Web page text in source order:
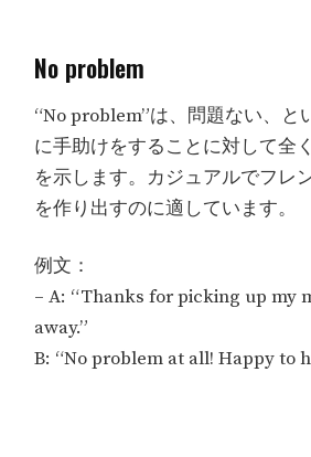
No problem
“No problem”は、問題ない、と
に手助けをすることに対して全
を示します。カジュアルでフレ
を作り出すのに適しています。
例文：
– A: “Thanks for picking up my
away.”
B: “No problem at all! Happy to